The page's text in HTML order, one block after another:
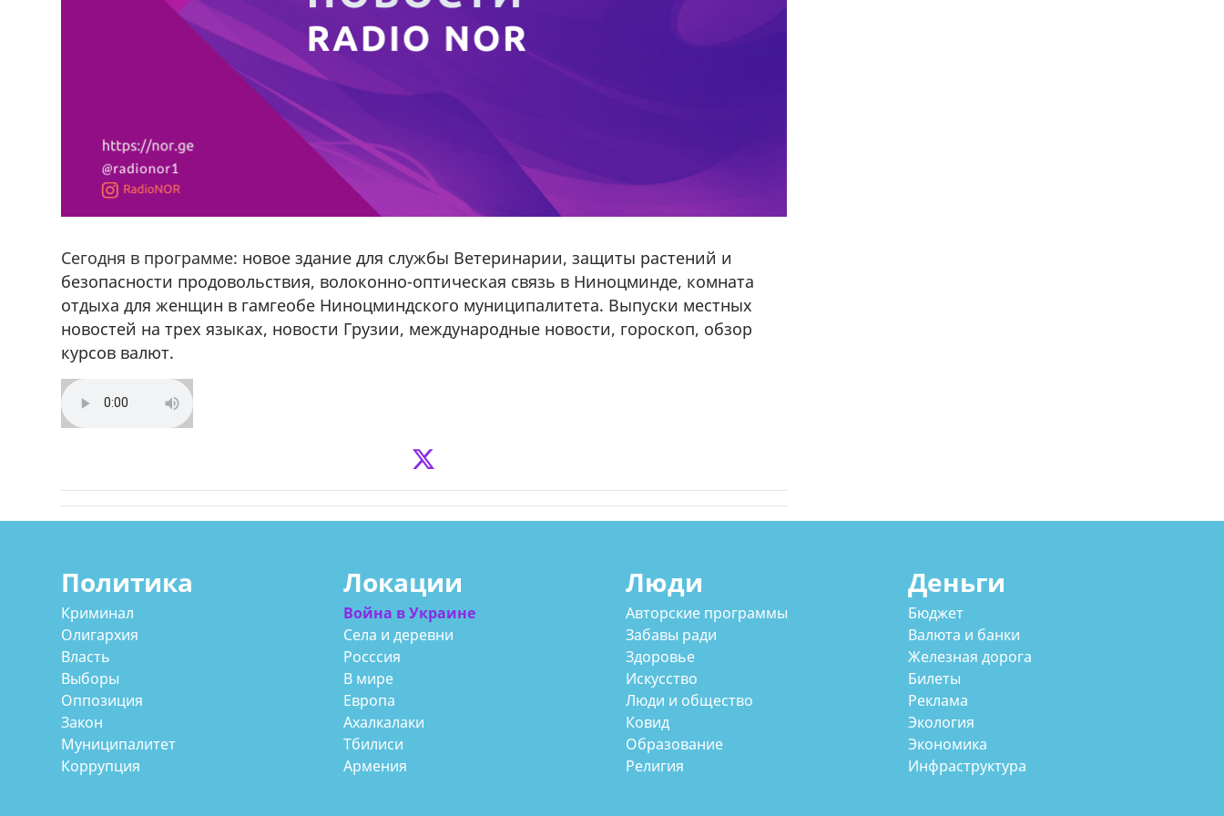
Сегодня в программе: новое здание для службы Ветеринарии, защиты растений и
безопасности продовольствия, волоконно-оптическая связь в Ниноцминде, комната
отдыха для женщин в гамгеобе Ниноцминдского муниципалитета. Выпуски местных
новостей на трех языках, новости Грузии, международные новости, гороскоп, обзор
курсов валют.
Политика
Криминал
Олигархия
Власть
Выборы
Оппозиция
Закон
Муниципалитет
Коррупция
Локации
Война в Украине
Села и деревни
Росссия
В мире
Европа
Ахалкалаки
Тбилиси
Армения
Люди
Авторские программы
Забавы ради
Здоровье
Искусство
Люди и общество
Ковид
Образование
Религия
Деньги
Бюджет
Валюта и банки
Железная дорога
Билеты
Реклама
Экология
Экономика
Инфраструктура